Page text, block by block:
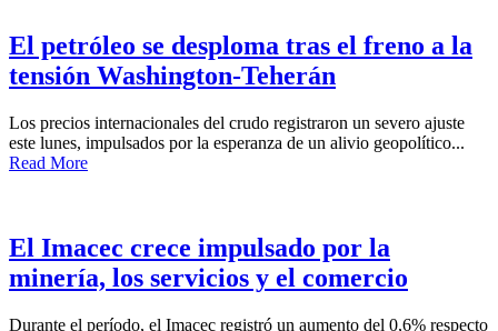
El petróleo se desploma tras el freno a la
tensión Washington-Teherán
Los precios internacionales del crudo registraron un severo ajuste
este lunes, impulsados por la esperanza de un alivio geopolítico...
Read More
El Imacec crece impulsado por la
minería, los servicios y el comercio
Durante el período, el Imacec registró un aumento del 0,6% respecto